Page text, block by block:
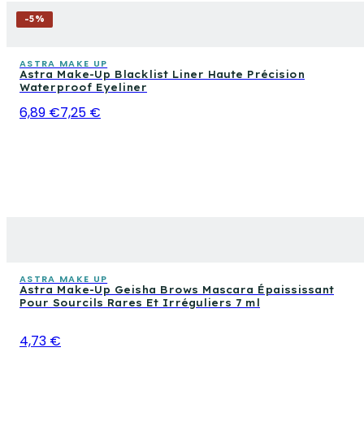
-5%
ASTRA MAKE UP
Astra Make-Up Blacklist Liner Haute Précision
Waterproof Eyeliner
6,89 €7,25 €
ASTRA MAKE UP
Astra Make-Up Geisha Brows Mascara Épaississant
Pour Sourcils Rares Et Irréguliers 7 ml
4,73 €